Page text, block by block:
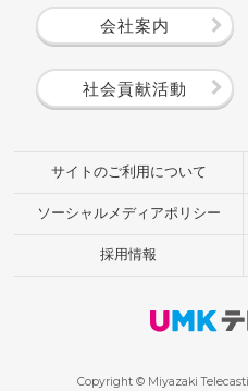
会社案内
社会貢献活動
サイトのご利用について
ソーシャルメディアポリシー
採用情報
Copyright © Miyazaki